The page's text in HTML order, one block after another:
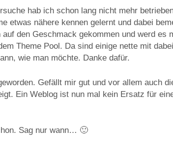
hab ich schon lang nicht mehr
etwas nähere kennen gelernt und dabei
den Geschmack gekommen und werd es
Theme Pool. Da sind einige nette mit
wie man möchte. Danke dafür.
Gefällt mir gut und vor allem auch
Ein Weblog ist nun mal kein Ersatz für
Sag nur wann… 🙂